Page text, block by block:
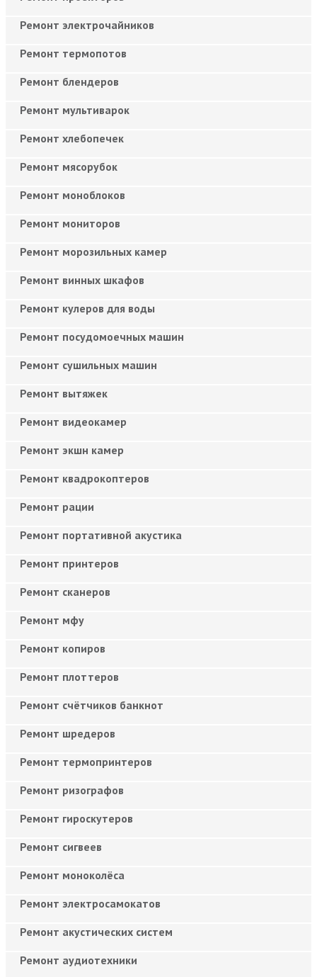
Ремонт электрочайников
Ремонт термопотов
Ремонт блендеров
Ремонт мультиварок
Ремонт хлебопечек
Ремонт мясорубок
Ремонт моноблоков
Ремонт мониторов
Ремонт морозильных камер
Ремонт винных шкафов
Ремонт кулеров для воды
Ремонт посудомоечных машин
Ремонт сушильных машин
Ремонт вытяжек
Ремонт видеокамер
Ремонт экшн камер
Ремонт квадрокоптеров
Ремонт рации
Ремонт портативной акустика
Ремонт принтеров
Ремонт сканеров
Ремонт мфу
Ремонт копиров
Ремонт плоттеров
Ремонт счётчиков банкнот
Ремонт шредеров
Ремонт термопринтеров
Ремонт ризографов
Ремонт гироскутеров
Ремонт сигвеев
Ремонт моноколёса
Ремонт электросамокатов
Ремонт акустических систем
Ремонт аудиотехники